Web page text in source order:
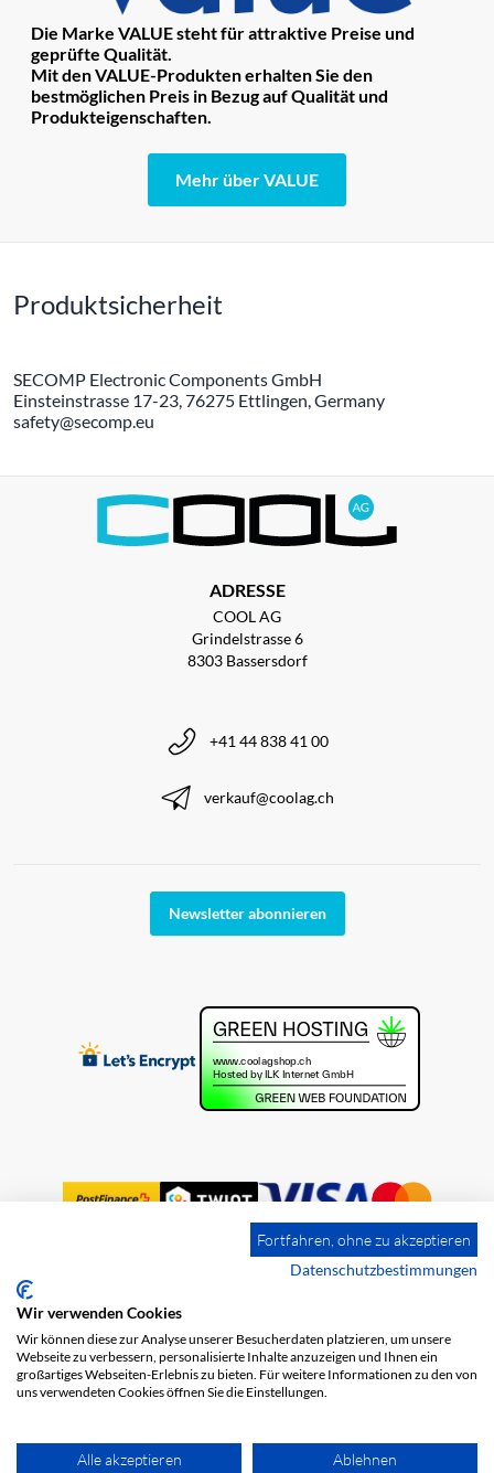
Die Marke VALUE steht für attraktive Preise und
geprüfte Qualität.
Mit den VALUE-Produkten erhalten Sie den
bestmöglichen Preis in Bezug auf Qualität und
Produkteigenschaften.
Mehr über VALUE
Produktsicherheit
SECOMP Electronic Components GmbH
Einsteinstrasse 17-23, 76275 Ettlingen, Germany
safety@secomp.eu
ADRESSE
COOL AG
Grindelstrasse 6
8303 Bassersdorf
+41 44 838 41 00
verkauf@coolag.ch
Newsletter abonnieren
Impressum
Datenschutz
Fortfahren, ohne zu akzeptieren
Datenschutzbestimmungen
Wir verwenden Cookies
Wir können diese zur Analyse unserer Besucherdaten platzieren, um unsere
Webseite zu verbessern, personalisierte Inhalte anzuzeigen und Ihnen ein
großartiges Webseiten-Erlebnis zu bieten. Für weitere Informationen zu den von
uns verwendeten Cookies öffnen Sie die Einstellungen.
Alle akzeptieren Ablehnen